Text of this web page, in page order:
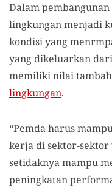
Dalam
lingkungan menjadi
kondisi yang
yang dikeluarkan
memiliki nilai
lingkungan.
“Pemda harus
kerja di sektor-
setidaknya mampu
peningkatan